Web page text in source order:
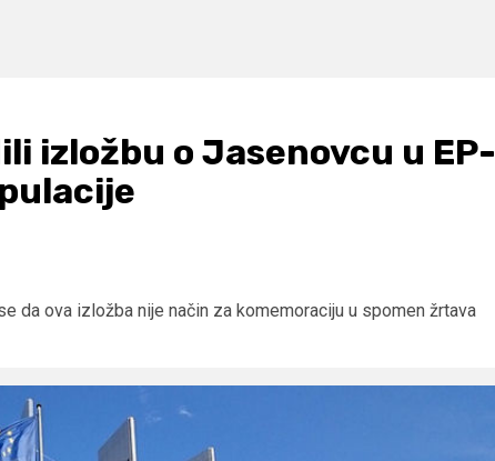
izložbu o Jasenovcu u EP-
da ova izložba nije način za komemoraciju u spomen žrtava